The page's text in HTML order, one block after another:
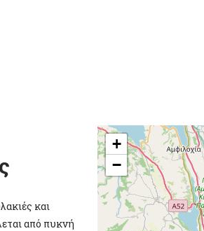
και
από πυκνή
+
−